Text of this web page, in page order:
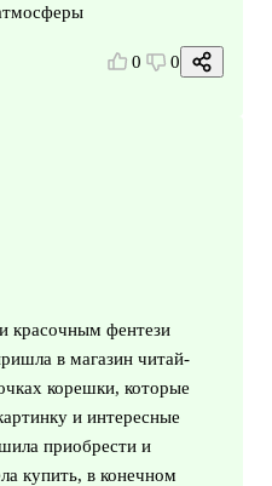
0 0
красочным фентези
в магазин читай-
корешки, которые
и интересные
приобрести и
купить, в конечном